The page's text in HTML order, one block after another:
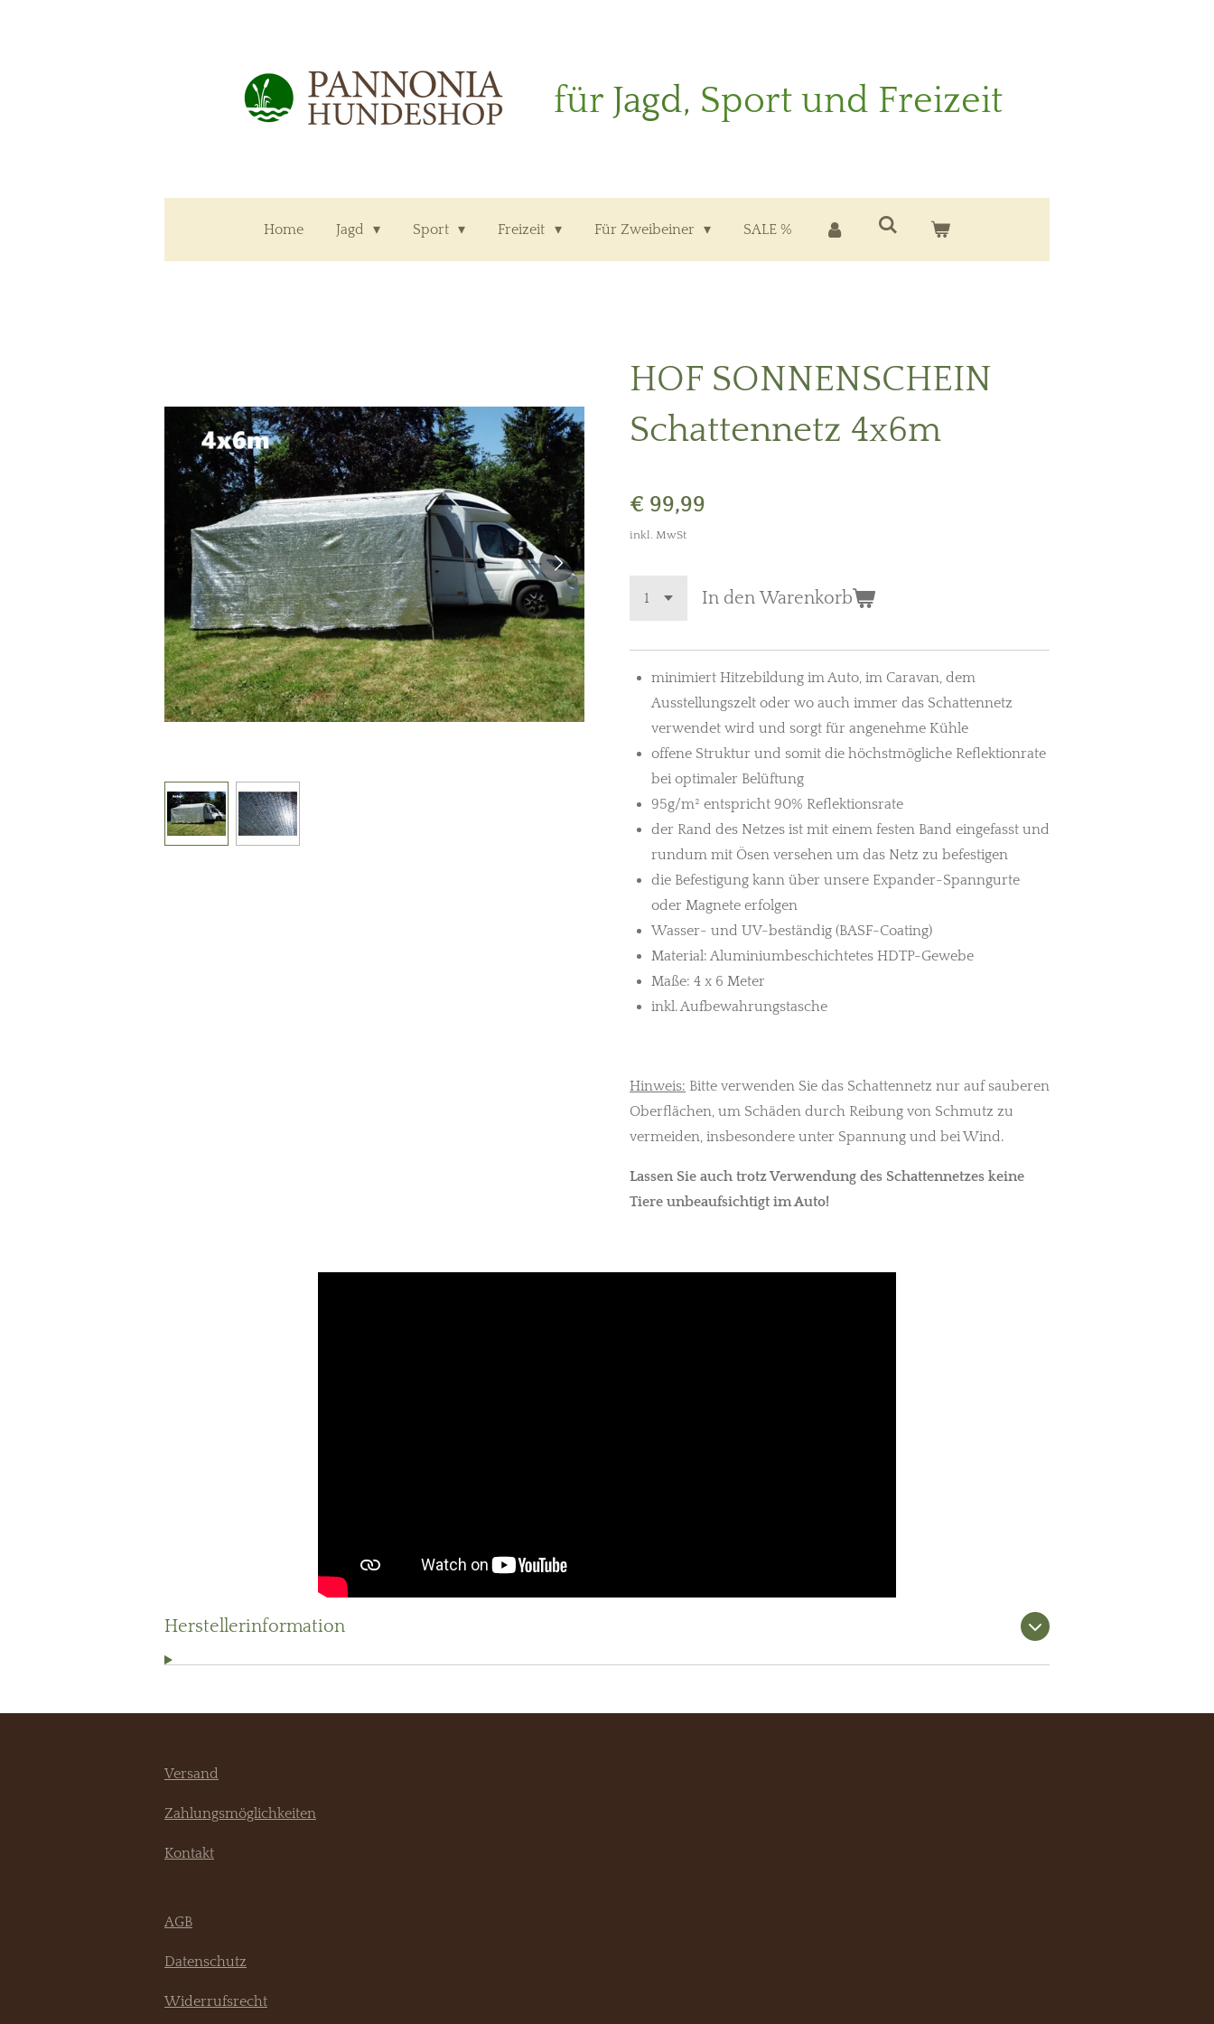
für Jagd, Sport und Freizeit
Home Jagd Sport Freizeit Für Zweibeiner SALE %
HOF SONNENSCHEIN
Schattennetz 4x6m
€ 99,99
inkl. MwSt
In den Warenkorb
minimiert Hitzebildung im Auto, im Caravan, dem
Ausstellungszelt oder wo auch immer das Schattennetz
verwendet wird und sorgt für angenehme Kühle
offene Struktur und somit die höchstmögliche Reflektionrate
bei optimaler Belüftung
95g/m² entspricht 90% Reflektionsrate
der Rand des Netzes ist mit einem festen Band eingefasst und
rundum mit Ösen versehen um das Netz zu befestigen
die Befestigung kann über unsere Expander-Spanngurte
oder Magnete erfolgen
Wasser- und UV-beständig (BASF-Coating)
Material: Aluminiumbeschichtetes HDTP-Gewebe
Maße: 4 x 6 Meter
inkl. Aufbewahrungstasche
Hinweis: Bitte verwenden Sie das Schattennetz nur auf sauberen
Oberflächen, um Schäden durch Reibung von Schmutz zu
vermeiden, insbesondere unter Spannung und bei Wind.
Lassen Sie auch trotz Verwendung des Schattennetzes keine
Tiere unbeaufsichtigt im Auto!
Herstellerinformation
Versand
Zahlungsmöglichkeiten
Kontakt
AGB
Datenschutz
Widerrufsrecht